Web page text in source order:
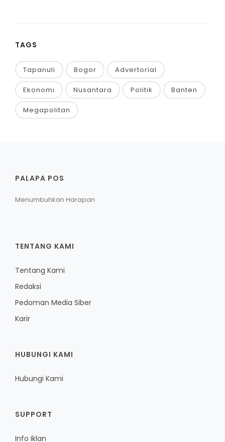
TAGS
Tapanuli Bogor Advertorial
Ekonomi Nusantara Politik Banten
Megapolitan
PALAPA POS
Menumbuhkan Harapan
TENTANG KAMI
Tentang Kami
Redaksi
Pedoman Media Siber
Karir
HUBUNGI KAMI
Hubungi Kami
SUPPORT
Info Iklan